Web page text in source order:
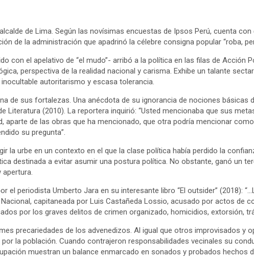
de Lima. Según las novísimas encuestas de Ipsos Perú, cuenta
de la administración que apadrinó la célebre consigna popular “roba,
con el apelativo de “el mudo”- arribó a la política en las filas de Acción
perspectiva de la realidad nacional y carisma. Exhibe un talante
autoritarismo y escasa tolerancia.
de sus fortalezas. Una anécdota de su ignorancia de nociones básicas
Literatura (2010). La reportera inquirió: “Usted mencionaba que sus
aparte de las obras que ha mencionado, que otra podría mencionar
su pregunta”.
la urbe en un contexto en el que la clase política había perdido la
destinada a evitar asumir una postura política. No obstante, ganó un
el periodista Umberto Jara en su interesante libro “El outsider” (2018):
capitaneada por Luis Castañeda Lossio, acusado por actos de
por los graves delitos de crimen organizado, homicidios, extorsión,
precariedades de los advenedizos. Al igual que otros improvisados
la población. Cuando contrajeron responsabilidades vecinales su
muestran un balance enmarcado en sonados y probados hechos